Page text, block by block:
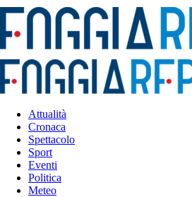
Attualità
Cronaca
Spettacolo
Sport
Eventi
Politica
Meteo